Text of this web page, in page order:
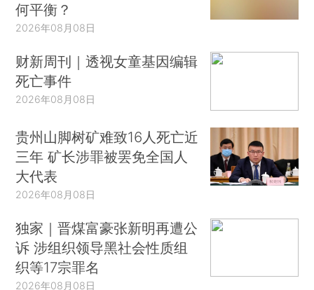
何平衡？
2026年08月08日
财新周刊｜透视女童基因编辑
死亡事件
2026年08月08日
贵州山脚树矿难致16人死亡近
三年 矿长涉罪被罢免全国人
大代表
2026年08月08日
独家｜晋煤富豪张新明再遭公
诉 涉组织领导黑社会性质组
织等17宗罪名
2026年08月08日